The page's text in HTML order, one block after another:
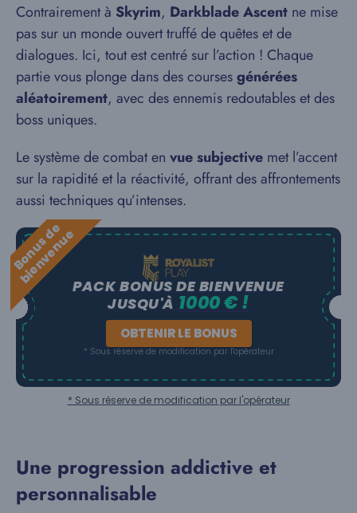
Contrairement à Skyrim, Darkblade Ascent ne mise
pas sur un monde ouvert truffé de quêtes et de
dialogues. Ici, tout est centré sur l’action ! Chaque
partie vous plonge dans des coursesgénérées
aléatoirement, avec des ennemis redoutables et des
boss uniques.
Le système de combat en vue subjective met l’accent
sur la rapidité et la réactivité, offrant des affrontements
aussi techniques qu’intenses.
B
o
n
u
s
d
e
b
i
e
n
v
e
n
u
ePACK BONUS DE BIENVENUE
JUSQU'À 1000 € !
OBTENIR LE BONUS
* Sous réserve de modification par l'opérateur
* Sous réserve de modification par l'opérateur
Une progression addictive et
personnalisable